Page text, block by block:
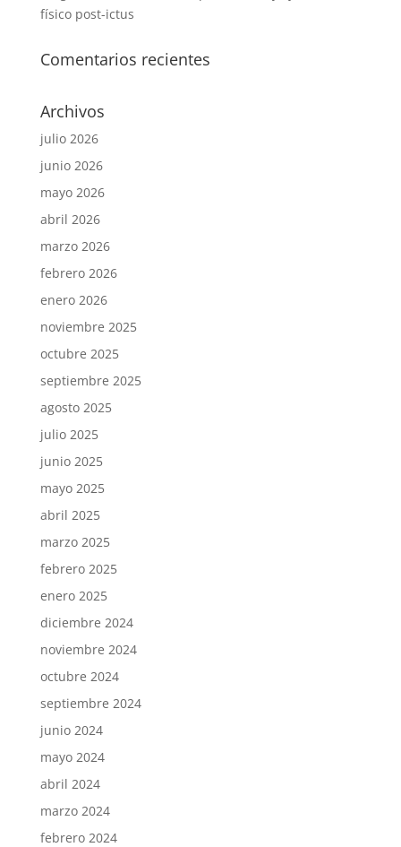
físico post-ictus
Comentarios recientes
Archivos
julio 2026
junio 2026
mayo 2026
abril 2026
marzo 2026
febrero 2026
enero 2026
noviembre 2025
octubre 2025
septiembre 2025
agosto 2025
julio 2025
junio 2025
mayo 2025
abril 2025
marzo 2025
febrero 2025
enero 2025
diciembre 2024
noviembre 2024
octubre 2024
septiembre 2024
junio 2024
mayo 2024
abril 2024
marzo 2024
febrero 2024